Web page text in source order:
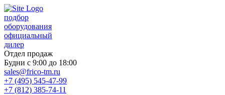
подбор
оборудования
официальный
дилер
Отдел продаж
Будни с 9:00 до 18:00
sales@frico-tm.ru
+7 (495) 545-47-99
+7 (812) 385-74-11